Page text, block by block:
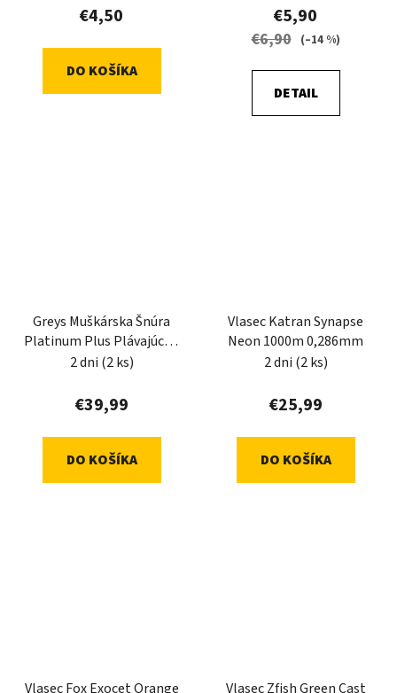
€4,50
DO KOŠÍKA
€5,90
€6,90 (–14 %)
DETAIL
Greys Muškárska Šnúra
Platinum Plus Plávajúca -
WF3
2 dni (2 ks)
€39,99
DO KOŠÍKA
Vlasec Katran Synapse
Neon 1000m 0,286mm
2 dni (2 ks)
€25,99
DO KOŠÍKA
Vlasec Fox Exocet Orange
Vlasec Zfish Green Cast